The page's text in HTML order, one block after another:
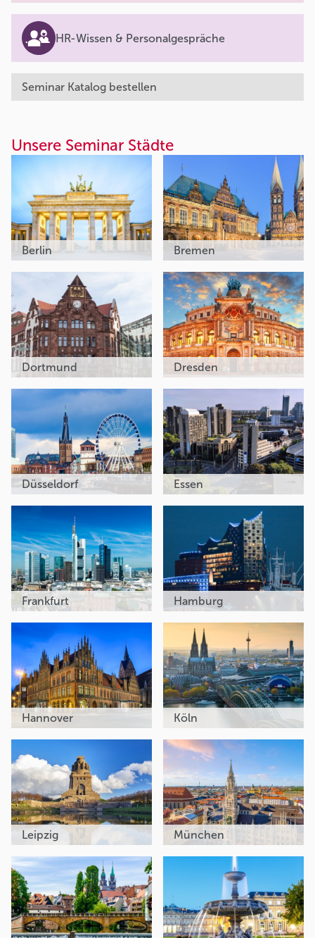
HR-Wissen & Personalgespräche
Seminar Katalog bestellen
Unsere Seminar Städte
Berlin Bremen
Dortmund Dresden
Düsseldorf Essen
Frankfurt Hamburg
Hannover Köln
Leipzig München